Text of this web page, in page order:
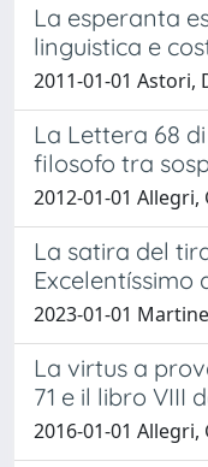
La esperanta
linguistica e
2011-01-01 Astori,
La Lettera 68
filosofo tra
2012-01-01 Allegri,
La satira del
Excelentíssimo
2023-01-01
La virtus a
71 e il libro VIII
2016-01-01 Allegri,